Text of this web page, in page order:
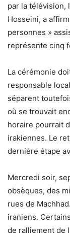
par la télévision,
Hosseini, a
personnes »
représente cinq
La cérémonie
responsable
séparent
où se trouvait
horaire pourrait
irakiennes. Le
dernière étape
Mercredi soir,
obsèques, des
rues de
iraniens.
de ralliement de